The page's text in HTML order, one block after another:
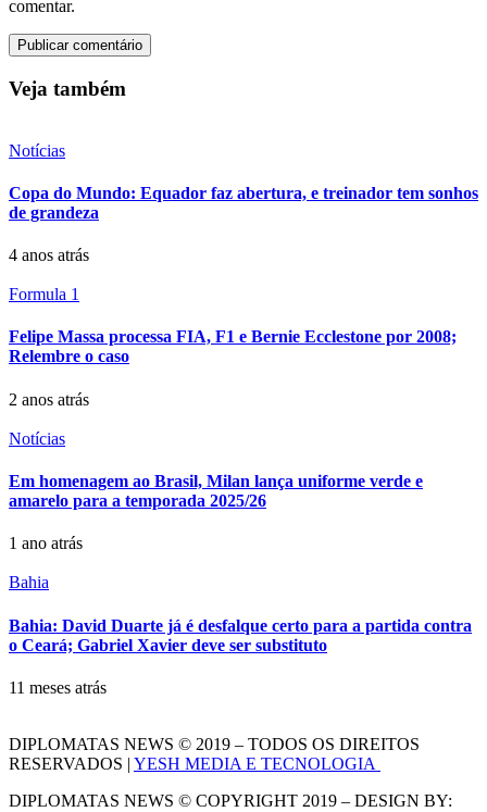
comentar.
Veja também
Notícias
Copa do Mundo: Equador faz abertura, e treinador tem sonhos
de grandeza
4 anos atrás
Formula 1
Felipe Massa processa FIA, F1 e Bernie Ecclestone por 2008;
Relembre o caso
2 anos atrás
Notícias
Em homenagem ao Brasil, Milan lança uniforme verde e
amarelo para a temporada 2025/26
1 ano atrás
Bahia
Bahia: David Duarte já é desfalque certo para a partida contra
o Ceará; Gabriel Xavier deve ser substituto
11 meses atrás
DIPLOMATAS NEWS © 2019 – TODOS OS DIREITOS
RESERVADOS | YESH MEDIA E TECNOLOGIA
DIPLOMATAS NEWS © COPYRIGHT 2019 – DESIGN BY: